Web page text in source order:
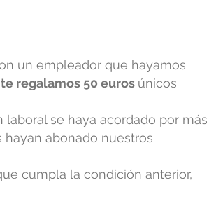
un empleador que hayamos
te regalamos 50 euros únicos
se haya acordado por más
abonado nuestros
cumpla la condición anterior,